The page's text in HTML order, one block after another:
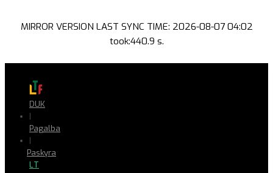
MIRROR VERSION LAST SYNC TIME: 2026-08-07 04:02
took:440.9 s.
DUK
|
Pagalba
|
Paskyra
LT